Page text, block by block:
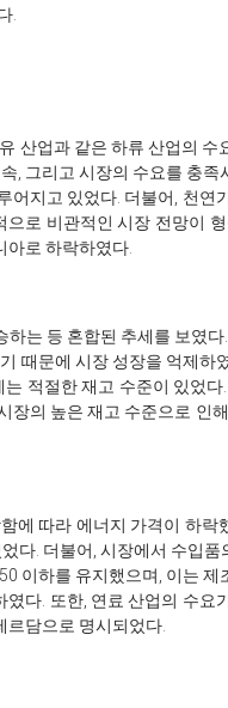
.
산업과 같은 하류 산업의
그리고 시장의 수요를 충
지고 있었다. 더불어, 천
로 비관적인 시장 전망이
아로 하락하였다.
는 등 혼합된 추세를 보였
때문에 시장 성장을 억제
적절한 재고 수준이 있었
의 높은 재고 수준으로
따라 에너지 가격이 하
. 더불어, 시장에서 수입
이하를 유지했으며, 이는
다. 또한, 연료 산업의 수
담으로 명시되었다.